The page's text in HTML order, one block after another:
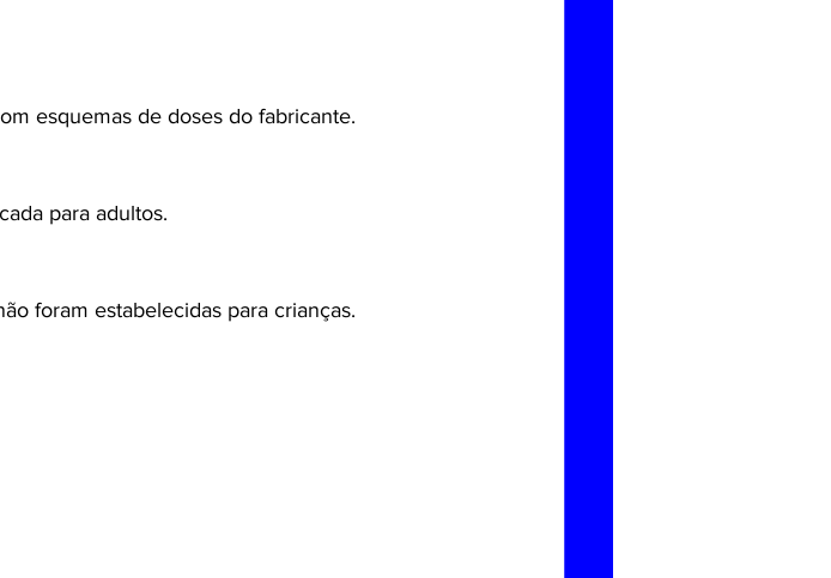
esquemas de doses do fabricante.
para adultos.
foram estabelecidas para crianças.